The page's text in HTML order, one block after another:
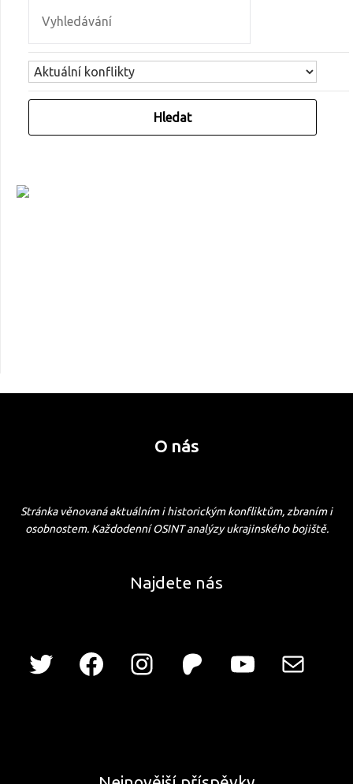
O nás
Stránka věnovaná aktuálním i historickým konfliktům, zbraním i
osobnostem. Každodenní OSINT analýzy ukrajinského bojiště.
Najdete nás